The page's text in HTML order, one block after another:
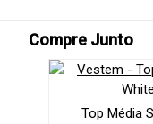
Compre Junto
Top Média